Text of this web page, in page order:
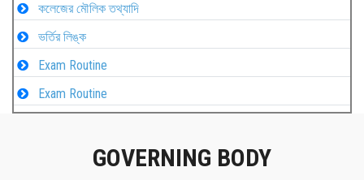
কলেজের মৌলিক তথ্যাদি
ভর্তির লিঙ্ক
Exam Routine
Exam Routine
GOVERNING BODY